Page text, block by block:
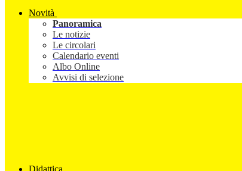
Novità
Panoramica
Le notizie
Le circolari
Calendario eventi
Albo Online
Avvisi di selezione